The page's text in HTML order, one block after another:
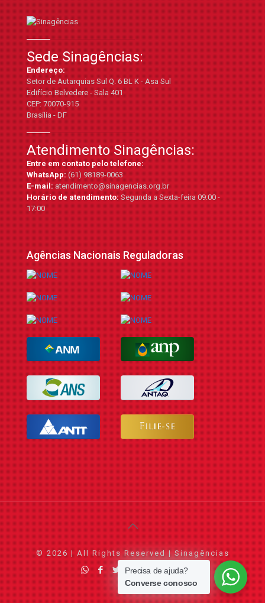
Sede Sinagências:
Endereço:
Setor de Autarquias Sul Q. 6 BL K - Asa Sul
Edifício Belvedere - Sala 401
CEP: 70070-915
Brasília - DF
Atendimento Sinagências:
Entre em contato pelo telefone:
WhatsApp:(61) 98189-0063
E-mail:atendimento@sinagencias.org.br
Horário de atendimento:Segunda a Sexta-feira 09:00 -
17:00
Agências Nacionais Reguladoras
© 2026 | All Rights Reserved | Sinagências
Precisa de ajuda?
Converse conosco